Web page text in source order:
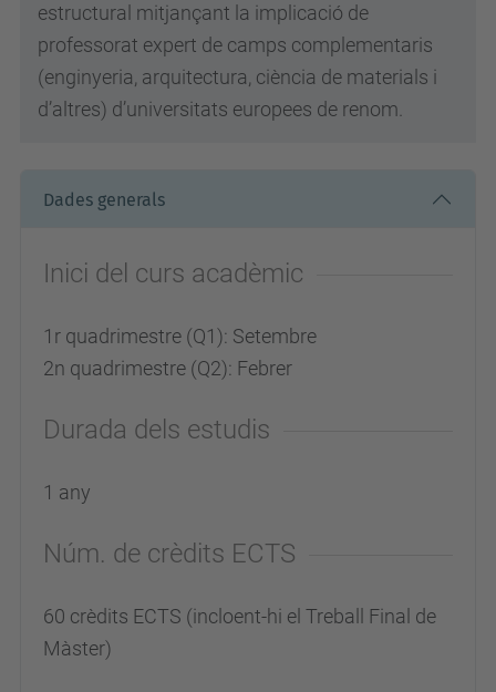
estructural mitjançant la implicació de
professorat expert de camps complementaris
(enginyeria, arquitectura, ciència de materials i
d’altres) d’universitats europees de renom.
Dades generals
Inici del curs acadèmic
1r quadrimestre (Q1): Setembre
2n quadrimestre (Q2): Febrer
Durada dels estudis
1 any
Núm. de crèdits ECTS
60 crèdits ECTS (incloent-hi el Treball Final de
Màster)